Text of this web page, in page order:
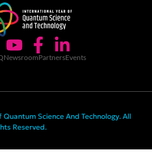
NewsroomPartnersEvents
Science And Technology. All
Reserved.